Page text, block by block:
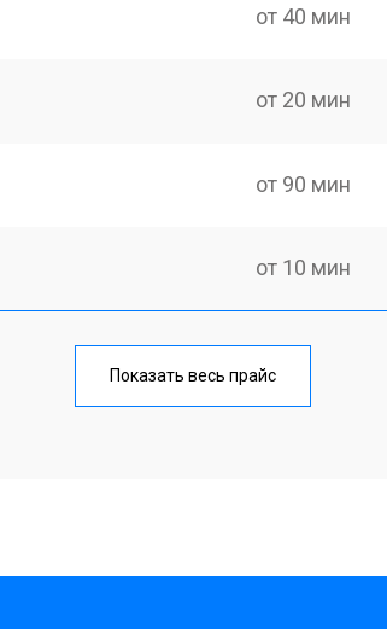
от 40 мин
от 20 мин
от 90 мин
от 10 мин
от 30 мин
Показать весь прайс